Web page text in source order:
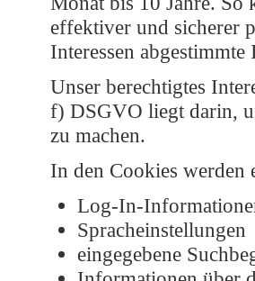
effektiver und sicherer
Interessen
Unser berechtigtes
f) DSGVO liegt darin,
zu machen.
In den Cookies werden
Log-In-
Spracheinstellungen
eingegebene